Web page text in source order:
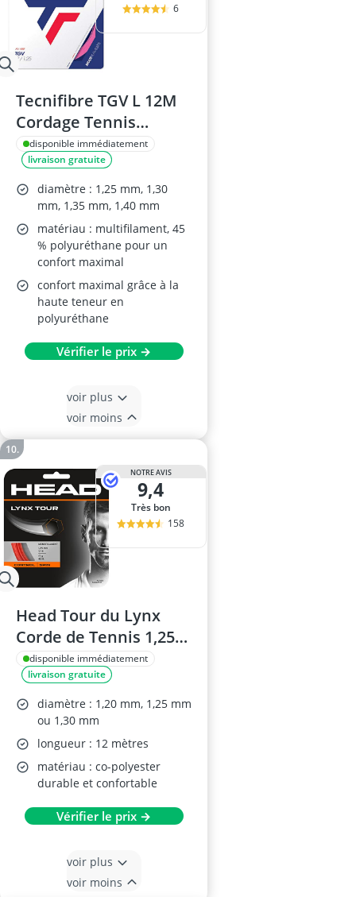
6
Tecnifibre TGV L 12M
Cordage Tennis
Multifilament Pink
1.25
disponible immédiatement
livraison gratuite
diamètre : 1,25 mm, 1,30
mm, 1,35 mm, 1,40 mm
matériau : multifilament, 45
% polyuréthane pour un
confort maximal
confort maximal grâce à la
haute teneur en
polyuréthane
Vérifier le prix →
voir plus
voir moins
NOTRE AVIS
9,4
Très bon
158
Head Tour du Lynx
Corde de Tennis 1,25
mm/17 g
disponible immédiatement
livraison gratuite
diamètre : 1,20 mm, 1,25 mm
ou 1,30 mm
longueur : 12 mètres
matériau : co-polyester
durable et confortable
Vérifier le prix →
voir plus
voir moins